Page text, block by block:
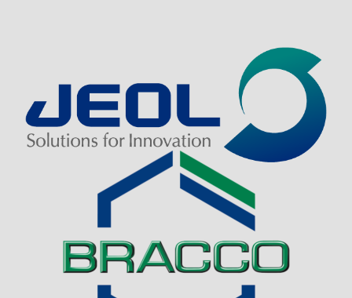
Visit Sponsor Page
Visit Sponsor Page